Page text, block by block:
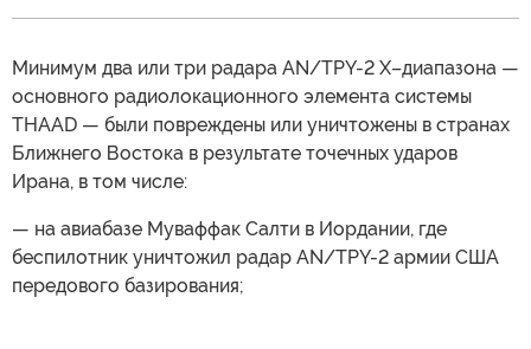
Минимум два или три радара AN/TPY-2 X–диапазона —
основного радиолокационного элемента системы
THAAD — были повреждены или уничтожены в странах
Ближнего Востока в результате точечных ударов
Ирана, в том числе:
— на авиабазе Муваффак Салти в Иордании, где
беспилотник уничтожил радар AN/TPY-2 армии США
передового базирования;